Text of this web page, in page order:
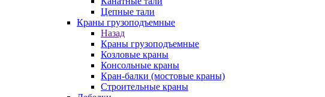
Цепные тали
Краны грузоподъемные
Назад
Краны грузоподъемные
Козловые краны
Консольные краны
Кран-балки (мостовые краны)
Строительные краны